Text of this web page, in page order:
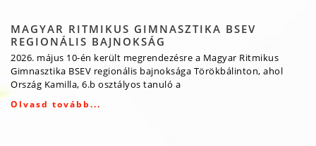
MAGYAR RITMIKUS GIMNASZTIKA BSEV
REGIONÁLIS BAJNOKSÁG
2026. május 10-én került megrendezésre a Magyar Ritmikus
Gimnasztika BSEV regionális bajnoksága Törökbálinton, ahol
Ország Kamilla, 6.b osztályos tanuló a
Olvasd tovább...